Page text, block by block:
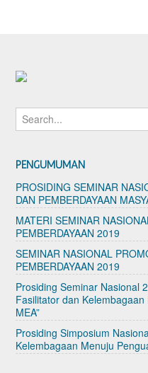
PENGUMUMAN
PROSIDING SEMINAR
DAN PEMBERDAYAAN
MATERI SEMINAR
PEMBERDAYAAN 2019
SEMINAR NASIONAL
PEMBERDAYAAN 2019
Prosiding Seminar Nasional
Fasilitator dan
MEA”
Prosiding Simposium
Kelembagaan Menuju